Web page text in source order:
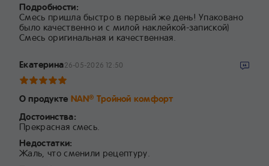
Подробности:
Смесь пришла быстро в первый же день! Упаковано
было качественно и с милой наклейкой-запиской)
Смесь оригинальная и качественная.
Екатерина26-05-2026 12:50
О продукте NAN® Тройной комфорт
Достоинства:
Прекрасная смесь.
Недостатки:
Жаль, что сменили рецептуру.